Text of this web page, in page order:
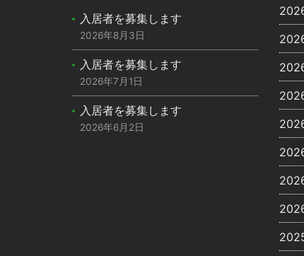
入居者を募集します
2026年8月3日
入居者を募集します
2026年7月1日
入居者を募集します
2026年6月2日